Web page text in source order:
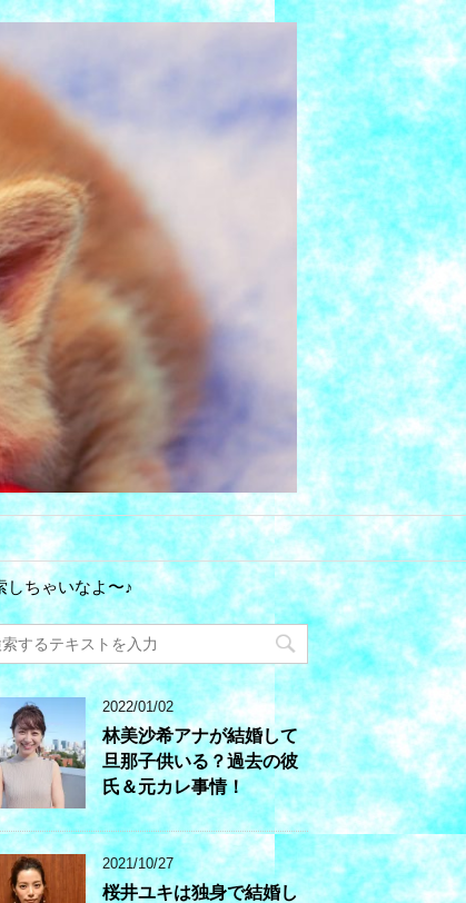
しちゃいなよ〜♪
2022/01/02
林美沙希アナが結婚して
旦那子供いる？過去の彼
氏＆元カレ事情！
2021/10/27
桜井ユキは独身で結婚し